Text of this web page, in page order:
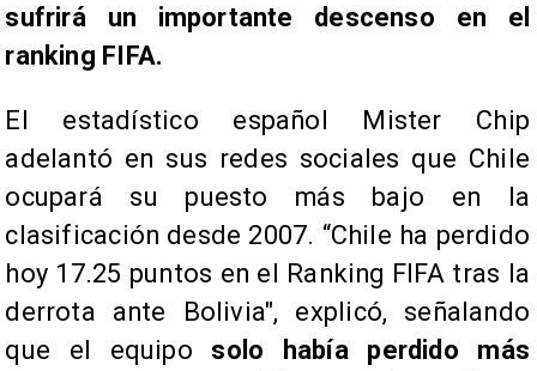
sufrirá un importante descenso en el
ranking FIFA.
El estadístico español Mister Chip
adelantó en sus redes sociales que Chile
ocupará su puesto más bajo en la
clasificación desde 2007. “Chile ha perdido
hoy 17.25 puntos en el Ranking FIFA tras la
derrota ante Bolivia", explicó, señalando
que el equipo solo había perdido más